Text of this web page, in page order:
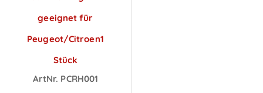
geeignet für
Peugeot/Citroen1
Stück
ArtNr. PCRH001